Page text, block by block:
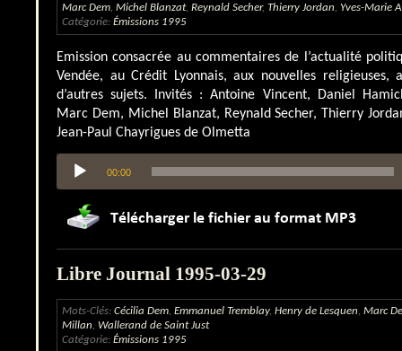
Marc Dem, Michel Blanzat, Reynald Secher, Thierry Jordan, Yves-Marie
Catégorie: Émissions 1995
Emission consacrée au commentaires de l’actualité
Vendée, au Crédit Lyonnais, aux nouvelles religieuses,
d’autres sujets. Invités : Antoine Vincent, Daniel
Marc Dem, Michel Blanzat, Reynald Secher, Thierry
Jean-Paul Chayrigues de Olmetta
audio
00:00
Libre Journal 1995-03-29
Mots-Clés: Cécilia Dem, Emmanuel Tremblay, Henry de Lesquen, Marc
Millan, Wallerand de Saint Just
Catégorie: Émissions 1995